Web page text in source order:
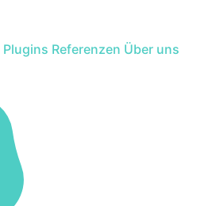
Plugins Referenzen Über uns